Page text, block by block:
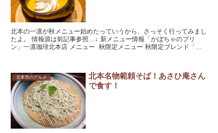
北本の一凛が秋メニュー始めたっていうから、さっそく行ってみまし
たよ。 情報源は前記事参照…↓ 新メニュー情報「かぼちゃのプリ
ン」一凛珈琲北本店 メニュー 秋限定メニュー 秋限定ブレンド「あ
北本市のグルメ
北本名物範頼そば！あさひ庵さん
で食す！